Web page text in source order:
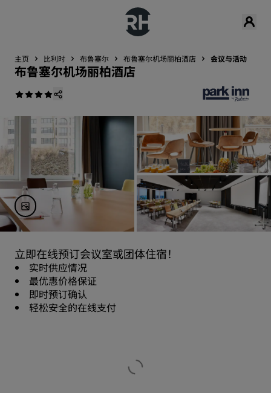
主页 比利时 布鲁塞尔 布鲁塞尔机场丽柏酒店 会议与活动
布鲁塞尔机场丽柏酒店
立即在线预订会议室或团体住宿！
实时供应情况
最优惠价格保证
即时预订确认
轻松安全的在线支付